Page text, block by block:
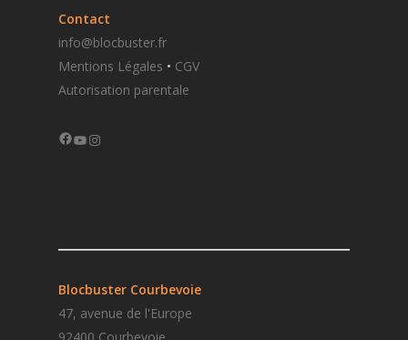
Contact
info@blocbuster.fr
Mentions Légales • CGV
Autorisation parentale
Facebook
YouTube
Blocbuster Courbevoie
47, avenue de l'Europe